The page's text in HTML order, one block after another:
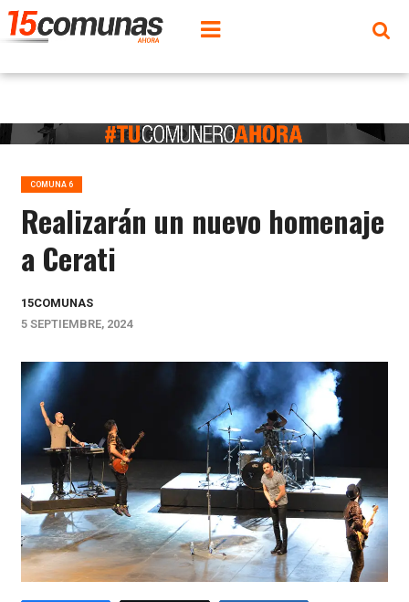
COMUNA 6
Realizarán un nuevo homenaje
a Cerati
15COMUNAS
5 SEPTIEMBRE, 2024